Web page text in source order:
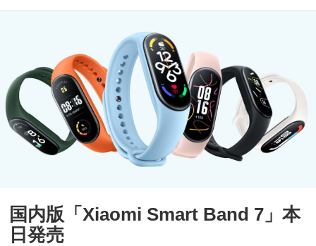
国内版「Xiaomi Smart Band 7」本
日発売